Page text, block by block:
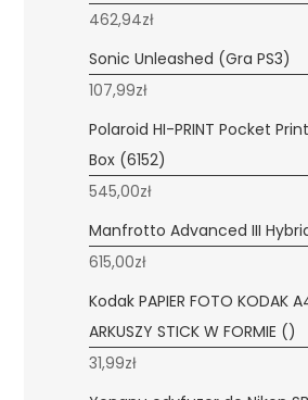
462,94zł
Sonic Unleashed (Gra PS3)
107,99zł
Polaroid HI-PRINT Pocket
Box (6152)
545,00zł
Manfrotto Advanced III
615,00zł
Kodak PAPIER FOTO KODAK
ARKUSZY STICK W FORMIE ()
31,99zł